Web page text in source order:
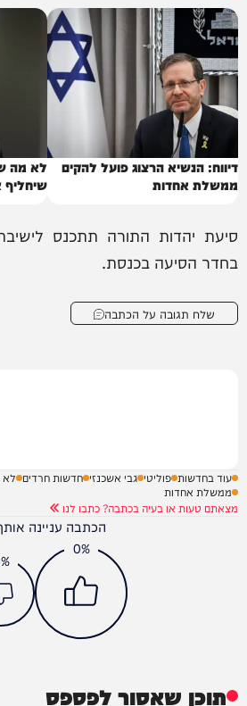
דיווח: הנשיא הרצוג פועל להקים
ממשלת אחדות
לא מה
שיחליף
בחדר הסיעה בכנסת.
שלח תגובה על הכתבה
עוד בחדשות פוליטי גבי אשכנזי חדשות חרדים
ממשלת אחדות
מצאתם טעות או בעיה בכתבה? כתבו לנו
הכתבה עניינה
0%
תוכן שאסור לפספס